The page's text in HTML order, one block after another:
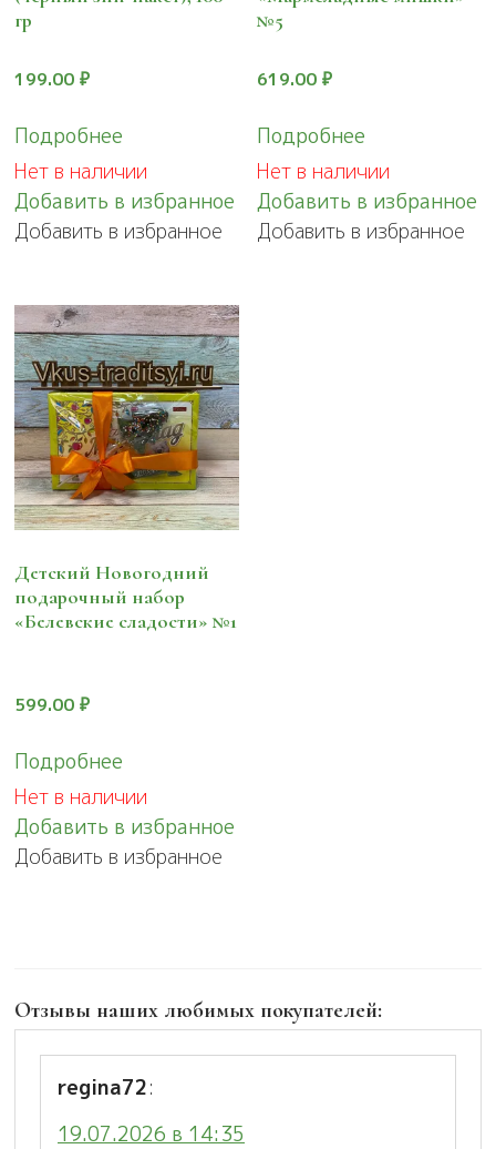
гр
199.00 ₽
Подробнее
Нет в наличии
Добавить в избранное
Добавить в избранное
№5
619.00₽
Подробнее
Нет в наличии
Добавить в избранное
Добавить в избранное
Детский Новогодний
подарочный набор
«Белевские сладости» №1
599.00 ₽
Подробнее
Нет в наличии
Добавить в избранное
Добавить в избранное
Отзывы наших любимых покупателей:
regina72:
19.07.2026 в 14:35